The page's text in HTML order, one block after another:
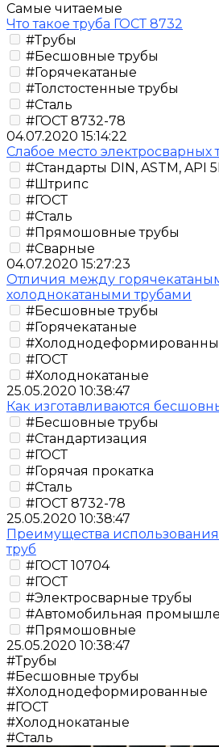
Самые читаемые
Что такое труба ГОСТ 8732
#Трубы
#Бесшовные трубы
#Горячекатаные
#Толстостенные трубы
#Сталь
#ГОСТ 8732-78
04.07.2020 15:14:22
Слабое место электросварных
#Стандарты DIN, ASTM, API
#Штрипс
#ГОСТ
#Сталь
#Прямошовные трубы
#Сварные
04.07.2020 15:27:23
Отличия между
холоднокатаными трубами
#Бесшовные трубы
#Горячекатаные
#ГОСТ
#Холоднокатаные
25.05.2020 10:38:47
Как изготавливаются
#Бесшовные трубы
#Стандартизация
#ГОСТ
#Горячая прокатка
#Сталь
#ГОСТ 8732-78
25.05.2020 10:38:47
Преимущества
труб
#ГОСТ 10704
#ГОСТ
#Электросварные трубы
#Автомобильная
#Прямошовные
25.05.2020 10:38:47
#Трубы
#Бесшовные трубы
#Холоднодеформированные
#ГОСТ
#Холоднокатаные
#Сталь